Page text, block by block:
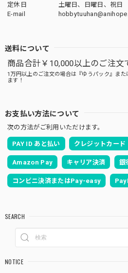
定休日
土曜日、日曜日、祝日
E-mail
送料について
商品合計￥10,000以上のご注文
1万円以上のご注文の場合は『ゆうパック』ま
ます！
お支払い方法について
次の方法がご利用いただけます。
PAY ID あと払い クレジットカード
Amazon Pay キャリア決済 銀
コンビニ決済またはPay-easy
SEARCH
NOTICE